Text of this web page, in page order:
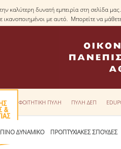
καλύτερη δυνατή εμπειρία στη σελίδα
ικανοποιημένοι με αυτό. Μπορείτε να
ΦΟΙΤΗΤΙΚΗ ΠΥΛΗ ΠΥΛΗ ΔΕΠ
ΔΥΝΑΜΙΚΟ ΠΡΟΠΤΥΧΙΑΚΕΣ ΣΠΟΥΔΕΣ